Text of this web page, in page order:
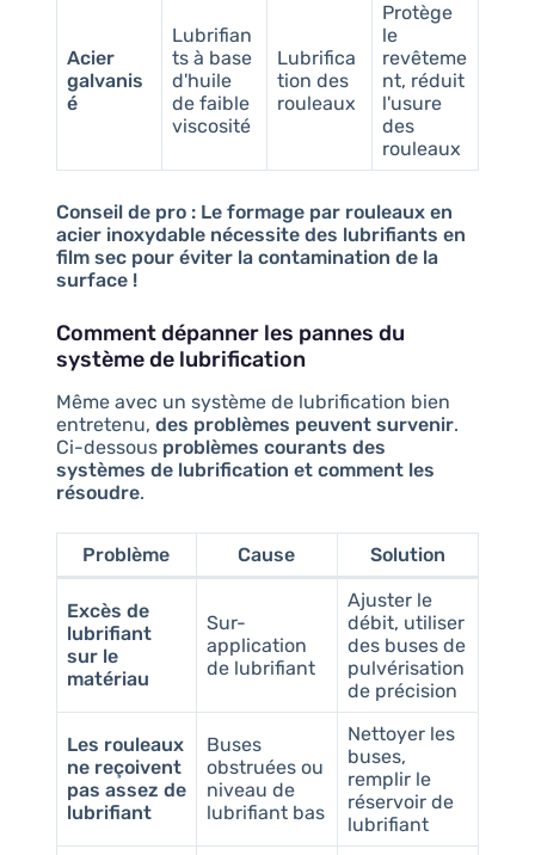
Acier
galvanis
é
Lubrifian
ts à base
d'huile
de faible
viscosité
Lubrifica
tion des
rouleaux
Protège
le
revêteme
nt, réduit
l'usure
des
rouleaux
Conseil de pro : Le formage par rouleaux en
acier inoxydable nécessite des lubrifiants en
film sec pour éviter la contamination de la
surface !
Comment dépanner les pannes du
système de lubrification
Même avec un système de lubrification bien
entretenu, des problèmes peuvent survenir.
Ci-dessous problèmes courants des
systèmes de lubrification et comment les
résoudre.
Problème Cause Solution
Excès de
lubrifiant
sur le
matériau
Sur-
application
de lubrifiant
Ajuster le
débit, utiliser
des buses de
pulvérisation
de précision
Les rouleaux
ne reçoivent
pas assez de
lubrifiant
Buses
obstruées ou
niveau de
lubrifiant bas
Nettoyer les
buses,
remplir le
réservoir de
lubrifiant